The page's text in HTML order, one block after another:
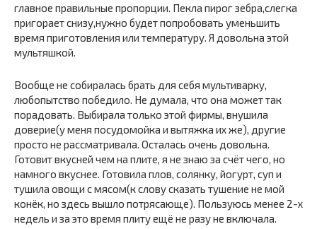
главное правильные пропорции. Пекла пирог зебра,слегка
пригорает снизу,нужно будет попробовать уменьшить
время приготовления или температуру. Я довольна этой
мультяшкой.
Вообще не собиралась брать для себя мультиварку,
любопытство победило. Не думала, что она может так
порадовать. Выбирала только этой фирмы, внушила
доверие(у меня посудомойка и вытяжка их же), другие
просто не рассматривала. Осталась очень довольна.
Готовит вкусней чем на плите, я не знаю за счёт чего, но
намного вкуснее. Готовила плов, солянку, йогурт, суп и
тушила овощи с мясом(к слову сказать тушение не мой
конёк, но здесь вышло потрясающе). Пользуюсь менее 2-х
недель и за это время плиту ещё не разу не включала.